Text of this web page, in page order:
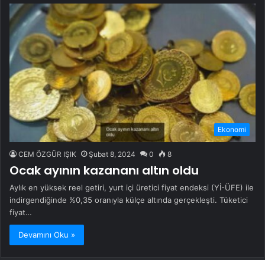
Ekonomi
CEM ÖZGÜR IŞIK Şubat 8, 2024 0 8
Ocak ayının kazananı altın oldu
Aylık en yüksek reel getiri, yurt içi üretici fiyat endeksi (Yİ-ÜFE) ile
indirgendiğinde %0,35 oranıyla külçe altında gerçekleşti. Tüketici
fiyat…
Devamını Oku »